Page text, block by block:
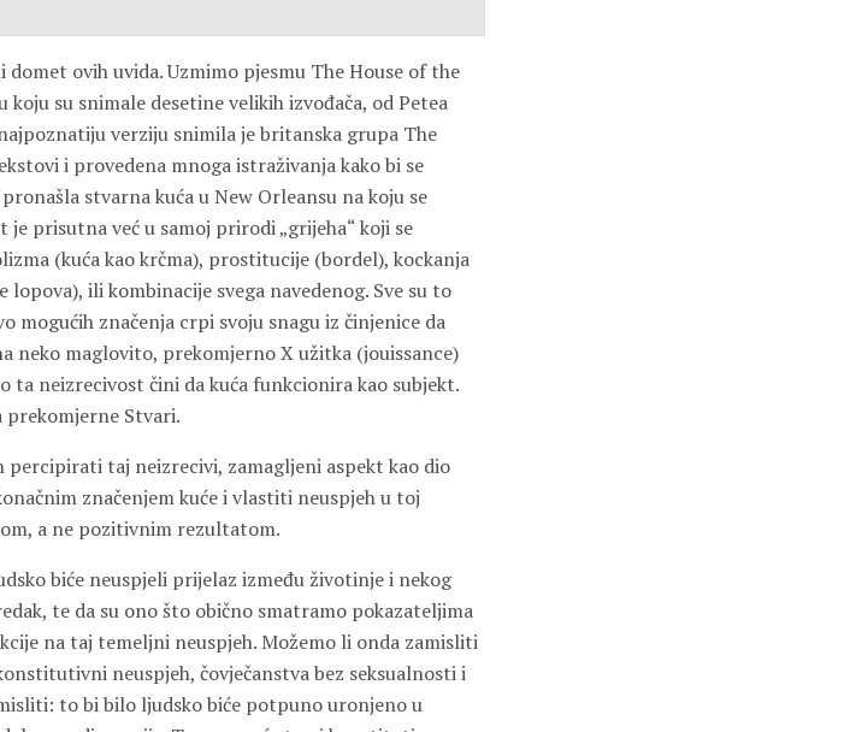
ovih uvida. Uzmimo pjesmu The House of the
su snimale desetine velikih izvođača, od Petea
verziju snimila je britanska grupa The
i provedena mnoga istraživanja kako bi se
stvarna kuća u New Orleansu na koju se
je prisutna već u samoj prirodi „grijeha“ koji se
(kuća kao krčma), prostitucije (bordel), kockanja
ili kombinacije svega navedenog. Sve su to
mogućih značenja crpi svoju snagu iz činjenice da
neko maglovito, prekomjerno X užitka (jouissance)
ta neizrecivost čini da kuća funkcionira kao subjekt.
Stvari.
percipirati taj neizrecivi, zamagljeni aspekt kao dio
značenjem kuće i vlastiti neuspjeh u toj
a ne pozitivnim rezultatom.
biće neuspjeli prijelaz između životinje i nekog
te da su ono što obično smatramo pokazateljima
na taj temeljni neuspjeh. Možemo li onda zamisliti
neuspjeh, čovječanstva bez seksualnosti i
to bi bilo ljudsko biće potpuno uronjeno u